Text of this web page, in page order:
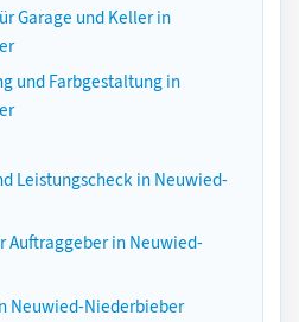
Garage und Keller in
und Farbgestaltung in
Leistungscheck in Neuwied-
Auftraggeber in Neuwied-
Neuwied-Niederbieber